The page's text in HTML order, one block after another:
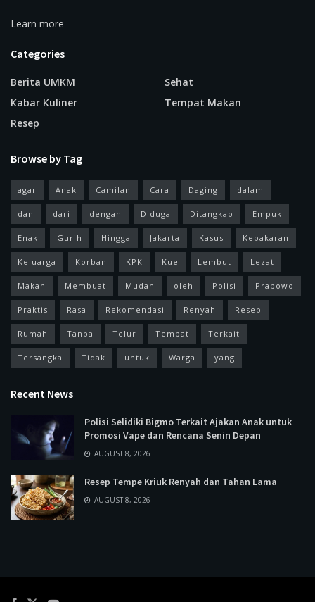
Learn more
Categories
Berita UMKM
Kabar Kuliner
Resep
Sehat
Tempat Makan
Browse by Tag
agar Anak Camilan Cara Daging dalam
dan dari dengan Diduga Ditangkap Empuk
Enak Gurih Hingga Jakarta Kasus Kebakaran
Keluarga Korban KPK Kue Lembut Lezat
Makan Membuat Mudah oleh Polisi Prabowo
Praktis Rasa Rekomendasi Renyah Resep
Rumah Tanpa Telur Tempat Terkait
Tersangka Tidak untuk Warga yang
Recent News
Polisi Selidiki Bigmo Terkait Ajakan Anak untuk
Promosi Vape dan Rencana Senin Depan
AUGUST 8, 2026
Resep Tempe Kriuk Renyah dan Tahan Lama
AUGUST 8, 2026